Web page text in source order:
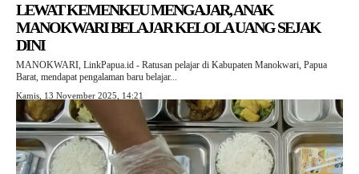
LEWAT KEMENKEU MENGAJAR, ANAK
MANOKWARI BELAJAR KELOLA UANG SEJAK
DINI
MANOKWARI, LinkPapua.id - Ratusan pelajar di Kabupaten Manokwari, Papua
Barat, mendapat pengalaman baru belajar...
Kamis, 13 November 2025, 14:21